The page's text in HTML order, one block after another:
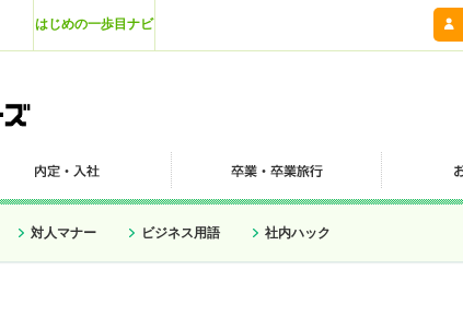
はじめの一歩目ナビ
対人マナー ビジネス用語 社内ハック